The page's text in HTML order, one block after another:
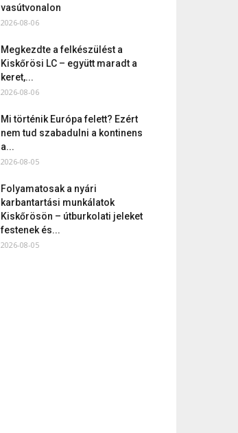
vasútvonalon
2026-08-06
Megkezdte a felkészülést a
Kiskőrösi LC – együtt maradt a
keret,...
2026-08-06
Mi történik Európa felett? Ezért
nem tud szabadulni a kontinens
a...
2026-08-05
Folyamatosak a nyári
karbantartási munkálatok
Kiskőrösön – útburkolati jeleket
festenek és...
2026-08-05